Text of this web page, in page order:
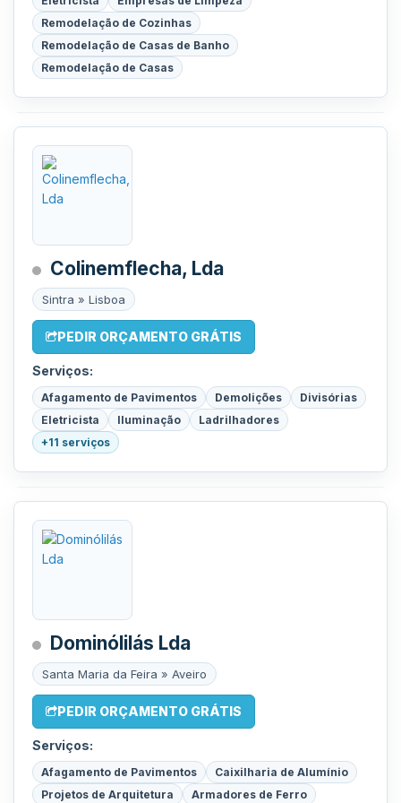
Remodelação de Cozinhas
Remodelação de Casas de Banho
Remodelação de Casas
Colinemflecha, Lda
Sintra » Lisboa
PEDIR ORÇAMENTO GRÁTIS
Serviços:
Afagamento de Pavimentos Demolições
Divisórias
Eletricista
Iluminação
Ladrilhadores
+11 serviços
Dominólilás Lda
Santa Maria da Feira » Aveiro
PEDIR ORÇAMENTO GRÁTIS
Serviços:
Afagamento de Pavimentos
Caixilharia de Alumínio
Projetos de Arquitetura
Armadores de Ferro